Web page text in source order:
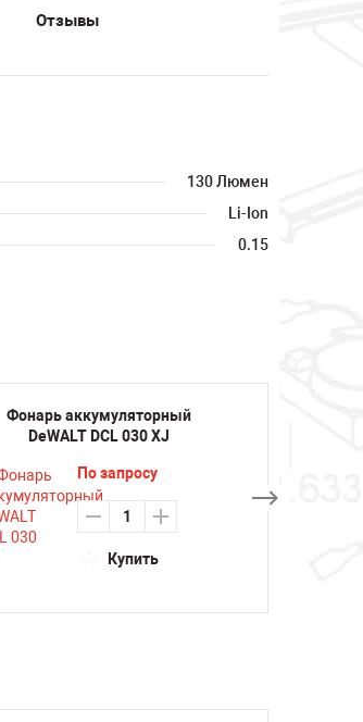
Отзывы
130 Люмен
Li-Ion
0.15
Фонарь аккумуляторный
DeWALT DCL 030 XJ
По запросу
Купить